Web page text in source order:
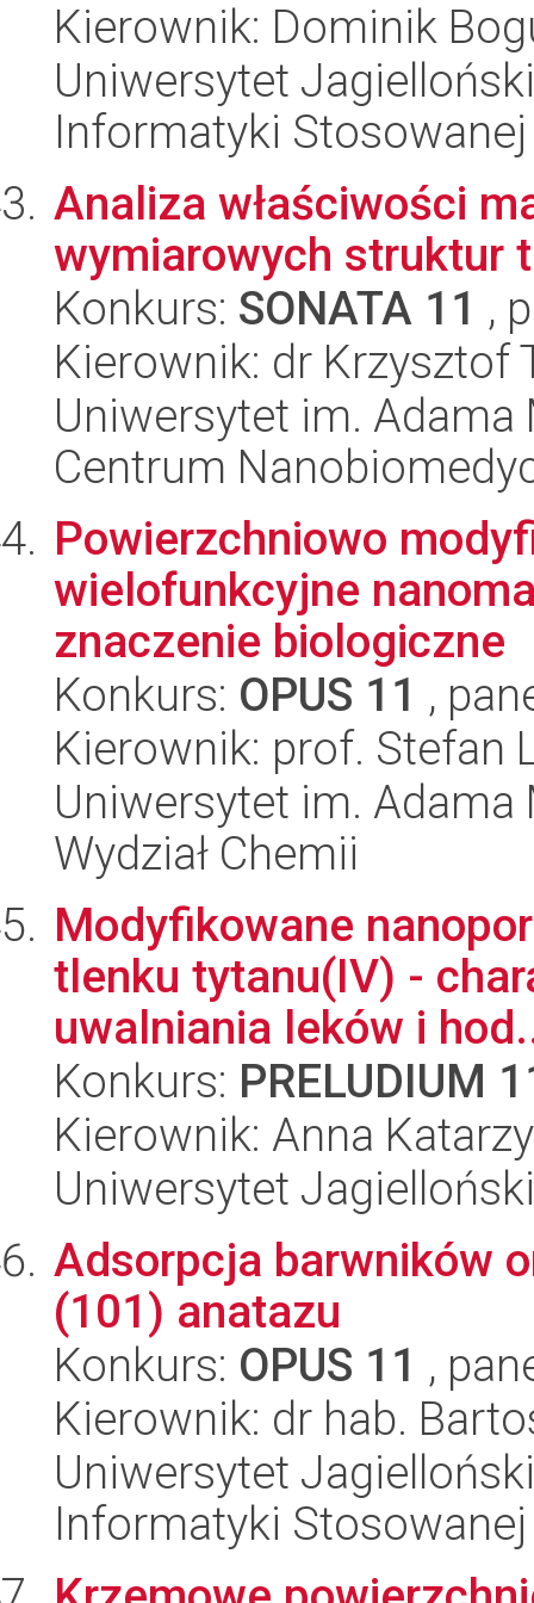
Kierownik: Dominik
Uniwersytet
Informatyki Stosowanej
Analiza właściwości
wymiarowych struktur
Konkurs: SONATA 11 ,
Kierownik: dr Krzysztof
Uniwersytet im.
Centrum
Powierzchniowo
wielofunkcyjne
znaczenie biologiczne
Konkurs: OPUS 11 ,
Kierownik: prof. Stefan
Uniwersytet im.
Wydział Chemii
Modyfikowane
tlenku tytanu(IV) -
uwalniania leków i
Konkurs: PRELUDIUM
Kierownik: Anna
Uniwersytet
Adsorpcja barwników
(101) anatazu
Konkurs: OPUS 11 ,
Kierownik: dr hab.
Uniwersytet
Informatyki Stosowanej